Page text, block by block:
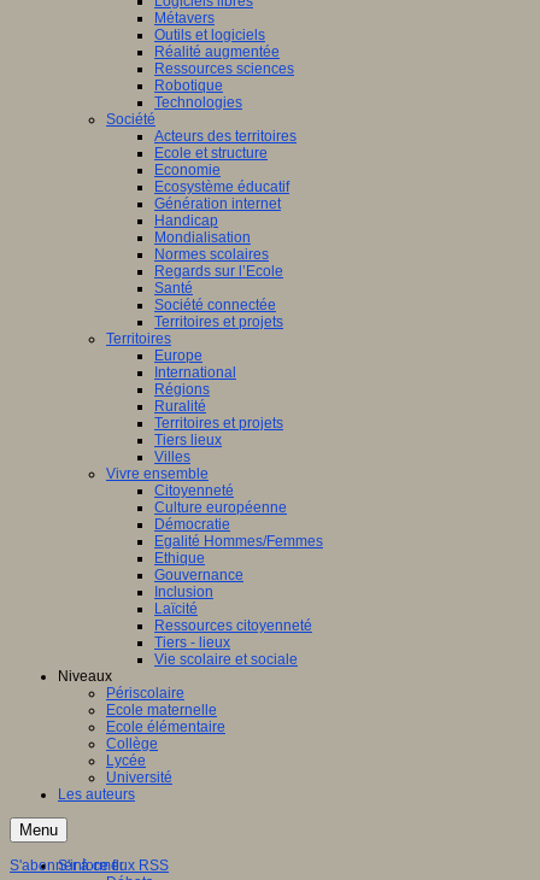
Métavers
Outils et logiciels
Réalité augmentée
Ressources sciences
Robotique
Technologies
Société
Acteurs des territoires
Ecole et structure
Economie
Ecosystème éducatif
Génération internet
Handicap
Mondialisation
Normes scolaires
Regards sur l’Ecole
Santé
Société connectée
Territoires et projets
Territoires
Europe
International
Régions
Ruralité
Territoires et projets
Tiers lieux
Villes
Vivre ensemble
Citoyenneté
Culture européenne
Démocratie
Egalité Hommes/Femmes
Ethique
Gouvernance
Inclusion
Laïcité
Ressources citoyenneté
Tiers - lieux
Vie scolaire et sociale
Niveaux
Périscolaire
Ecole maternelle
Ecole élémentaire
Collège
Lycée
Université
Les auteurs
Menu
S'informer
S'abonner à ce flux RSS